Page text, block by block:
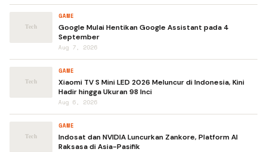
GAME
Google Mulai Hentikan Google Assistant pada 4
September
Aug 7, 2026
GAME
Xiaomi TV S Mini LED 2026 Meluncur di Indonesia, Kini
Hadir hingga Ukuran 98 Inci
Aug 6, 2026
GAME
Indosat dan NVIDIA Luncurkan Zankore, Platform AI
Raksasa di Asia-Pasifik